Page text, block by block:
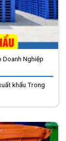
Doanh Nghiệp
khẩu Trong